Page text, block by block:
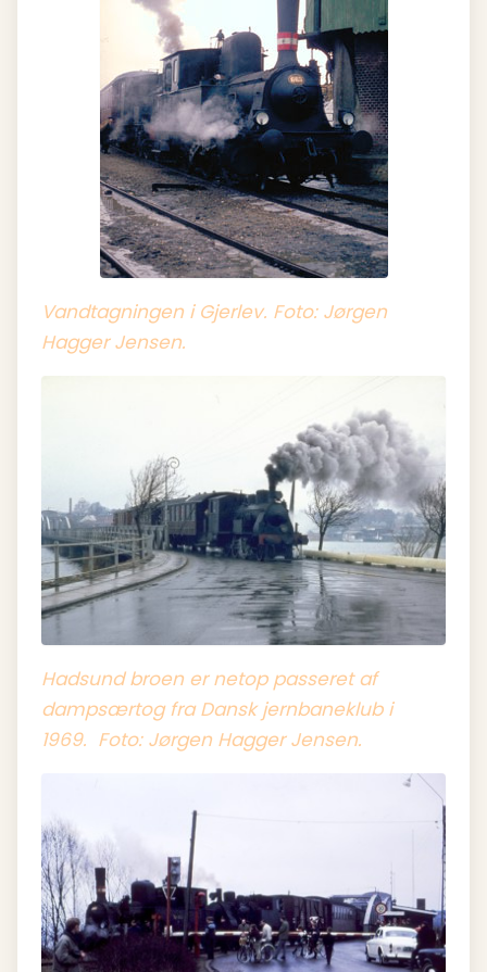
Vandtagningen i Gjerlev. Foto: Jørgen
Hagger Jensen.
Hadsund broen er netop passeret af
dampsærtog fra Dansk jernbaneklub i
1969. Foto: Jørgen Hagger Jensen.